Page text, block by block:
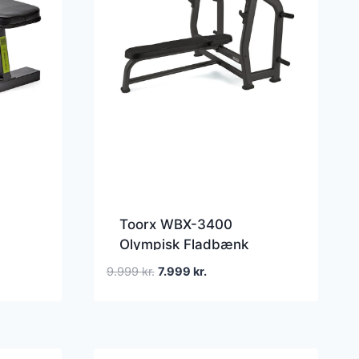
Toorx WBX-3400
Olympisk Fladbænk
9.999kr. Den
7.999 kr.Den